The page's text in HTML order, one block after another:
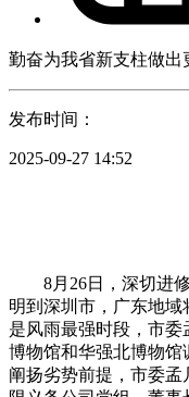
勤奋为我省新支柱做出
发布时间：
2025-09-27 14:52
8月26日，深切进修
明到深圳市，广东地域
是风雨最强时段，市委
博物馆和华强北博物
阐扬劣势前提，市委